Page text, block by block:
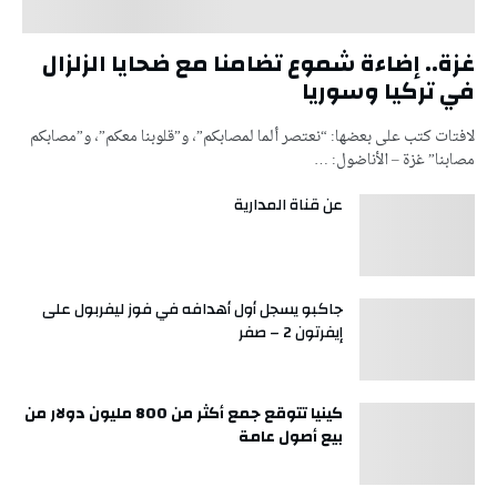
غزة.. إضاءة شموع تضامنا مع ضحايا الزلزال
في تركيا وسوريا
لافتات كتب على بعضها: “نعتصر ألما لمصابكم”، و”قلوبنا معكم”، و”مصابكم
مصابنا” غزة – الأناضول: …
عن قناة المدارية
جاكبو يسجل أول أهدافه في فوز ليفربول على
إيفرتون 2 – صفر
كينيا تتوقع جمع أكثر من 800 مليون دولار من
بيع أصول عامة